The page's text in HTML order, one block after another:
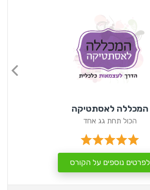
המכללה לאסתטיקה
הכול תחת גג אחד
לפרטים נוספים על הקורס